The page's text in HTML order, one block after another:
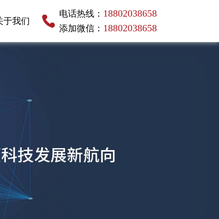
于我们
电话热线： 18802038658
添加微信： 18802038658